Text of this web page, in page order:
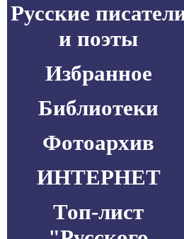
Русские
и поэты
Избранное
Библиотеки
Фотоархив
ИНТЕРНЕТ
Топ-лист